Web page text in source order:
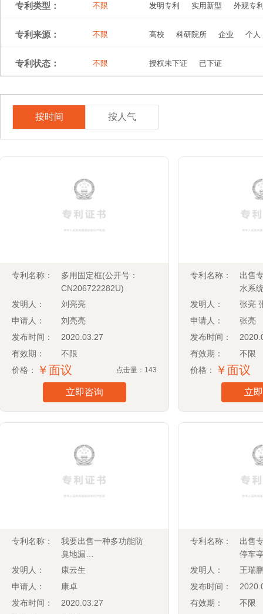
专利类型： 不限 发明专利 实用新型 外观专
专利来源： 不限 高校 科研院所 企业 个人
专利状态： 不限 授权未下证 已下证
按时间 按人气
专利名称：
多用固定框(公开号：
CN206722282U)
发明人：
刘亮亮
申请人：
刘亮亮
发布时间：
2020.03.27
有效期：
不限
价格：
￥面议 点击量：143
立即咨询
专利名称：
出售
水系
发明人：
张亮
申请人：
张亮
发布时间：
有效期：
不限
价格：
￥面议
立
专利名称：
我要出售一种多功能防
臭地漏
(CN201520271606.9)
发明人：
康云生
申请人：
康卓
发布时间：
2020.03.27
专利名称：
出售
停车
发明人：
王瑞
发布时间：
有效期：
不限